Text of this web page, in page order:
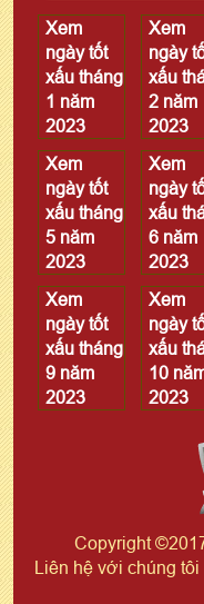
Xem
ngày tốt
xấu tháng
1 năm
2023
Xem
ngày
xấu
2 năm
2023
Xem
ngày tốt
xấu tháng
5 năm
2023
Xem
ngày
xấu
6 năm
2023
Xem
ngày tốt
xấu tháng
9 năm
2023
Xem
ngày
xấu
10
2023
Copyright
Liên hệ với chúng